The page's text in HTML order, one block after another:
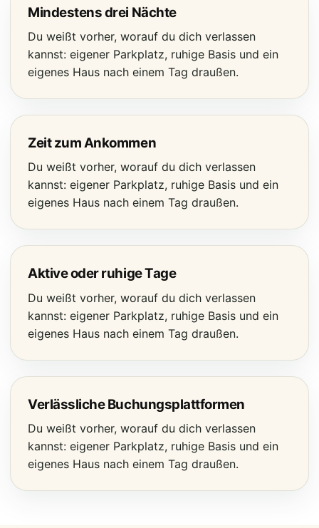
Mindestens drei Nächte
Du weißt vorher, worauf du dich verlassen
kannst: eigener Parkplatz, ruhige Basis und ein
eigenes Haus nach einem Tag draußen.
Zeit zum Ankommen
Du weißt vorher, worauf du dich verlassen
kannst: eigener Parkplatz, ruhige Basis und ein
eigenes Haus nach einem Tag draußen.
Aktive oder ruhige Tage
Du weißt vorher, worauf du dich verlassen
kannst: eigener Parkplatz, ruhige Basis und ein
eigenes Haus nach einem Tag draußen.
Verlässliche Buchungsplattformen
Du weißt vorher, worauf du dich verlassen
kannst: eigener Parkplatz, ruhige Basis und ein
eigenes Haus nach einem Tag draußen.